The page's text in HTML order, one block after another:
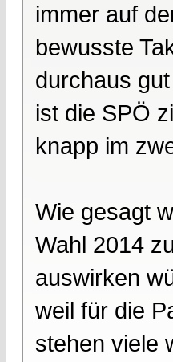
immer auf
bewusste
durchaus
ist die SPÖ
knapp im
Wie gesagt
Wahl 2014
auswirken
weil für die
stehen viele